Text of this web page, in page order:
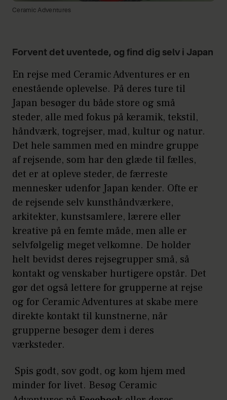
Ceramic Adventures
Forvent det uventede, og find dig selv i Japan
En rejse med Ceramic Adventures er en
enestående oplevelse. På deres ture til
Japan besøger du både store og små
steder, alle med fokus på keramik, tekstil,
håndværk, togrejser, mad, kultur og natur.
Det hele sammen med en mindre gruppe
af rejsende, som har den glæde til fælles,
det er at opleve steder, de færreste
mennesker udenfor Japan kender. Ofte er
de rejsende selv kunsthåndværkere,
arkitekter, kunstsamlere, lærere eller
kreative på en femte måde, men alle er
selvfølgelig meget velkomne. De holder
helt bevidst deres rejsegrupper små, så
kontakt og venskaber hurtigere opstår. Det
gør det også lettere for grupperne at rejse
og for Ceramic Adventures at skabe mere
direkte kontakt til kunstnerne, når
grupperne besøger dem i deres
værksteder.
Spis godt, sov godt, og kom hjem med
minder for livet. Besøg Ceramic